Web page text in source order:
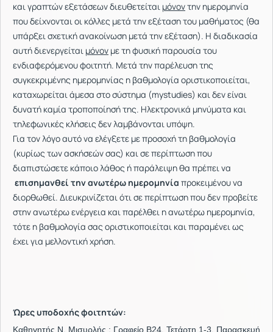
και γραπτών εξετάσεων διευθετείται μόνοντην ημερομηνία
που δείχνονται οι κόλλες μετά την εξέταση του μαθήματος (θα
υπάρξει σχετική ανακοίνωση μετά την εξέταση). Η διαδικασία
αυτή διενεργείται μόνον με τη φυσική παρουσία του
ενδιαφερόμενου φοιτητή. Μετά την παρέλευση της
συγκεκριμένης ημερομηνίας η βαθμολογία οριστικοποιείται,
καταχωρείται άμεσα στο σύστημα (mystudies) και δεν είναι
δυνατή καμία τροποποίησή της. Ηλεκτρονικά μηνύματα και
τηλεφωνικές κλήσεις δεν λαμβάνονται υπόψη.
Για τον λόγο αυτό να ελέγξετε με προσοχή τη βαθμολογία
(κυρίως των ασκήσεών σας) και σε περίπτωση που
διαπιστώσετε κάποιο λάθος ή παράλειψη θα πρέπει να
επισημανθεί την ανωτέρω ημερομηνία προκειμένου να
διορθωθεί. Διευκρινίζεται ότι σε περίπτωση που δεν προβείτε
στην ανωτέρω ενέργεια και παρέλθει η ανωτέρω ημερομηνία,
τότε η βαθμολογία σας οριστικοποιείται και παραμένει ως
έχει για μελλοντική χρήση.
Ώρες υποδοχής φοιτητών:
Καθηγητής Ν. Μισυρλής : Γραφείο Β24, Τετάρτη 1-3, Παρασκευή